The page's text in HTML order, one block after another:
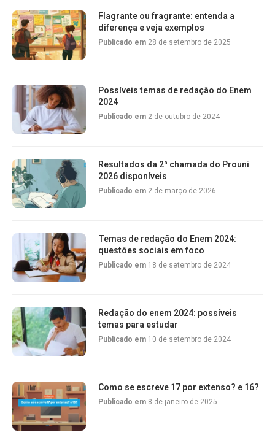
Flagrante ou fragrante: entenda a
diferença e veja exemplos
Publicado em 28 de setembro de 2025
Possíveis temas de redação do Enem
2024
Publicado em 2 de outubro de 2024
Resultados da 2ª chamada do Prouni
2026 disponíveis
Publicado em 2 de março de 2026
Temas de redação do Enem 2024:
questões sociais em foco
Publicado em 18 de setembro de 2024
Redação do enem 2024: possíveis
temas para estudar
Publicado em 10 de setembro de 2024
Como se escreve 17 por extenso? e 16?
Publicado em 8 de janeiro de 2025